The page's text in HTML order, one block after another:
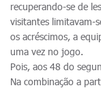
recuperando-se de
visitantes limitavam-
os acréscimos, a
uma vez no jogo.
Pois, aos 48 do
Na combinação a